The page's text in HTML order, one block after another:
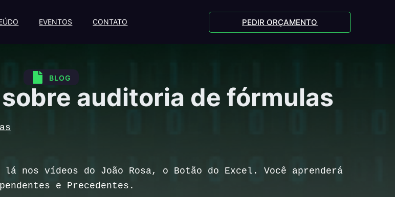
EVENTOS CONTATO PEDIR ORÇAMENTO
BLOG
auditoria de fórmulas
lá nos vídeos do João Rosa, o Botão do Excel. Você aprenderá
e Precedentes.